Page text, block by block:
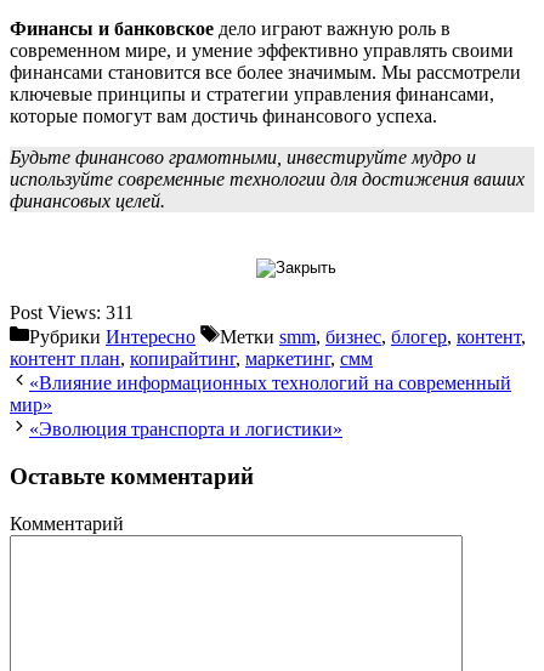
Финансы и банковское дело играют важную роль в
современном мире, и умение эффективно управлять своими
финансами становится все более значимым. Мы рассмотрели
ключевые принципы и стратегии управления финансами,
которые помогут вам достичь финансового успеха.
Будьте финансово грамотными, инвестируйте мудро и
используйте современные технологии для достижения ваших
финансовых целей.
Post Views: 311
Рубрики Интересно Метки smm, бизнес, блогер, контент,
контент план, копирайтинг, маркетинг, смм
«Влияние информационных технологий на современный
мир»
«Эволюция транспорта и логистики»
Оставьте комментарий
Комментарий